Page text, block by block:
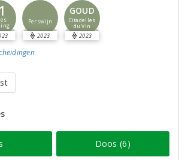
Perswijn
2023
GOUD
Citadelles
du Vin
2023
Doos (6)